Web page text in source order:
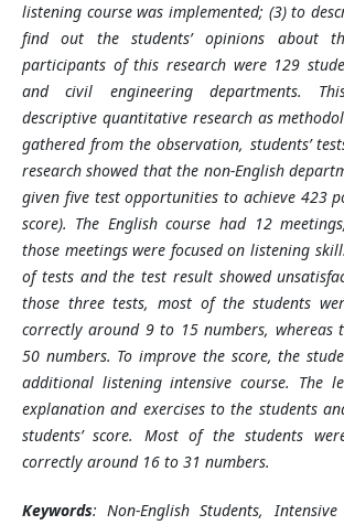
listening course was implemented; (3) to
find out the students’ opinions about
participants of this research were 129
and civil engineering departments.
descriptive quantitative research as
gathered from the observation, students’
research showed that the non-English
given five test opportunities to achieve 423
score). The English course had 12
those meetings were focused on listening
of tests and the test result showed
those three tests, most of the students
correctly around 9 to 15 numbers, whereas
50 numbers. To improve the score, the
additional listening intensive course. The
explanation and exercises to the students
students’ score. Most of the students
correctly around 16 to 31 numbers.
Keywords: Non-English Students, Intensive